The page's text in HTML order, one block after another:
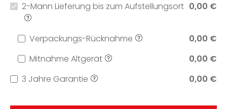
2-Mann Lieferung bis zum Aufstellungsort 0,00 €
Verpackungs-Rücknahme
0,00 €
Mitnahme Altgerät
0,00 €
3 Jahre Garantie
0,00 €